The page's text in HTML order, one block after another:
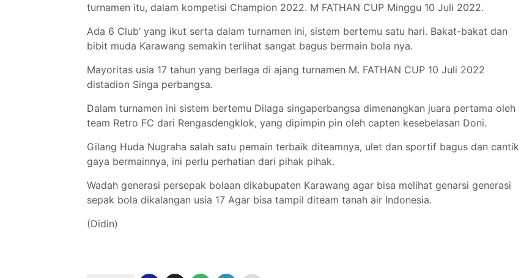
turnamen itu, dalam kompetisi Champion 2022. M FATHAN CUP Minggu 10 Juli 2022.
Ada 6 Club’ yang ikut serta dalam turnamen ini, sistem bertemu satu hari. Bakat-bakat dan
bibit muda Karawang semakin terlihat sangat bagus bermain bola nya.
Mayoritas usia 17 tahun yang berlaga di ajang turnamen M. FATHAN CUP 10 Juli 2022
distadion Singa perbangsa.
Dalam turnamen ini sistem bertemu Dilaga singaperbangsa dimenangkan juara pertama oleh
team Retro FC dari Rengasdengklok, yang dipimpin pin oleh capten kesebelasan Doni.
Gilang Huda Nugraha salah satu pemain terbaik diteamnya, ulet dan sportif bagus dan cantik
gaya bermainnya, ini perlu perhatian dari pihak pihak.
Wadah generasi persepak bolaan dikabupaten Karawang agar bisa melihat genarsi generasi
sepak bola dikalangan usia 17 Agar bisa tampil diteam tanah air Indonesia.
(Didin)